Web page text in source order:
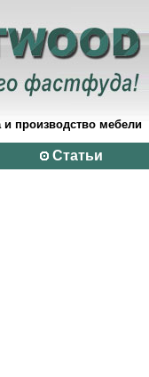
и производство мебели
Статьи